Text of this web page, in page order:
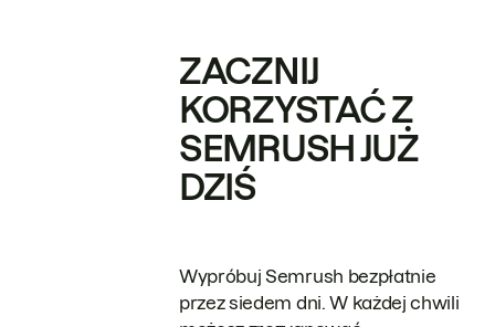
ZACZNIJ
KORZYSTAĆ Z
SEMRUSH JUŻ
DZIŚ
Wypróbuj Semrush bezpłatnie
przez siedem dni. W każdej chwili